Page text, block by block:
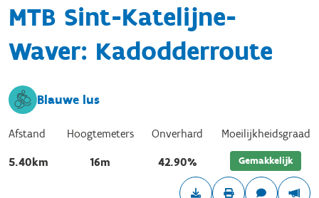
MTB Sint-Katelijne-
Waver: Kadodderroute
Blauwe lus
Afstand
5.40km
Hoogtemeters
16m
Onverhard
42.90%
Moeilijkheidsgraad
Gemakkelijk